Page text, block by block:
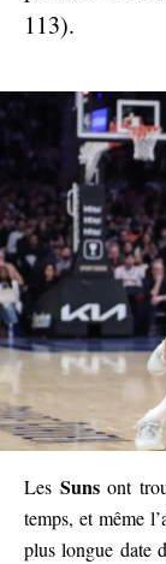
113).
Les Sunsont
temps, et même
plus longue date